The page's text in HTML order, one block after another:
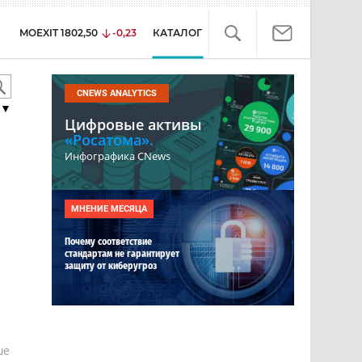
MOEXIT 1802,50 -0,23 КАТАЛОГ
CNEWS ANALYTICS
Цифровые активы
«Росатома».
Инфографика CNews
МНЕНИЕ МЕСЯЦА
Почему соответствие
стандартам не гарантирует
защиту от киберугроз